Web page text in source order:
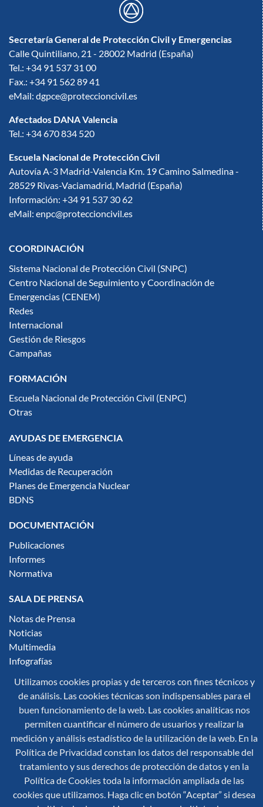
Secretaría General de Protección Civil y Emergencias
Calle Quintiliano, 21 - 28002 Madrid (España)
Tel.: +34 91 537 31 00
Fax.: +34 91 562 89 41
eMail: dgpce@proteccioncivil.es
Afectados DANA Valencia
Tel.: +34 670 834 520
Escuela Nacional de Protección Civil
Autovía A-3 Madrid-Valencia Km. 19 Camino Salmedina -
28529 Rivas-Vaciamadrid, Madrid (España)
Información: +34 91 537 30 62
eMail: enpc@proteccioncivil.es
COORDINACIÓN
Sistema Nacional de Protección Civil (SNPC)
Centro Nacional de Seguimiento y Coordinación de
Emergencias (CENEM)
Redes
Internacional
Gestión de Riesgos
Campañas
FORMACIÓN
Escuela Nacional de Protección Civil (ENPC)
Otras
AYUDAS DE EMERGENCIA
Líneas de ayuda
Medidas de Recuperación
Planes de Emergencia Nuclear
BDNS
DOCUMENTACIÓN
Publicaciones
Informes
Normativa
SALA DE PRENSA
Notas de Prensa
Noticias
Multimedia
Infografías
Síguenos en redes sociales:
© 2026 Secretaría General de Protección Civil y Emergencias
Mapa Web
Aviso Legal
Accesibilidad
Política de Cookies
Utilizamos cookies propias y de terceros con fines técnicos y
de análisis. Las cookies técnicas son indispensables para el
buen funcionamiento de la web. Las cookies analíticas nos
permiten cuantificar el número de usuarios y realizar la
medición y análisis estadístico de la utilización de la web. En la
Política de Privacidad constan los datos del responsable del
tratamiento y sus derechos de protección de datos y en la
Política de Cookies toda la información ampliada de las
cookies que utilizamos. Haga clic en botón “Aceptar” si desea